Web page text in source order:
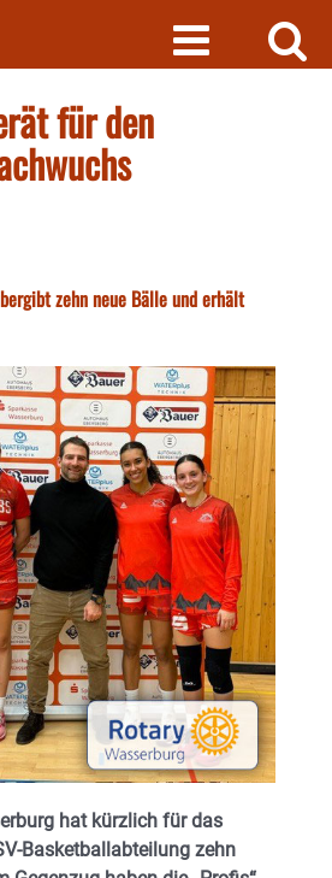
für den
zehn neue Bälle und erhält
hat kürzlich für das
Basketballabteilung zehn